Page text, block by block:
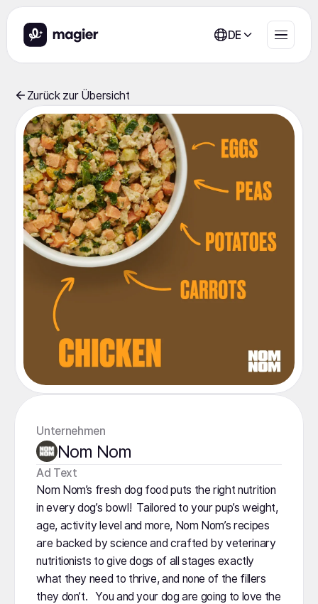
DE
Zurück zur Übersicht
Unternehmen
Nom Nom
️Ad Text
Nom Nom’s fresh dog food puts the right nutrition
in every dog’s bowl! Tailored to your pup’s weight,
age, activity level and more, Nom Nom’s recipes
are backed by science and crafted by veterinary
nutritionists to give dogs of all stages exactly
what they need to thrive, and none of the fillers
they don’t. You and your dog are going to love the